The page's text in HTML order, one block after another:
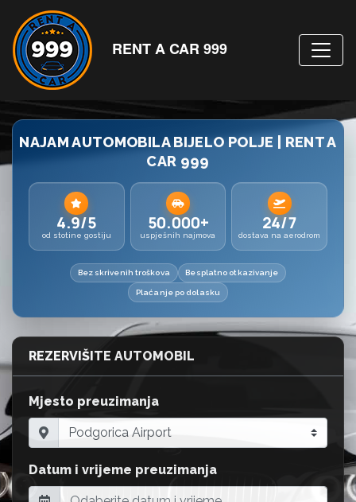
RENT A CAR 999
NAJAM AUTOMOBILA BIJELO POLJE | RENT A
CAR 999
4.9/5
od stotine gostiju
50.000+
uspješnih najmova
24/7
dostava na aerodrom
Bez skrivenih troškova Besplatno otkazivanje
Plaćanje po dolasku
REZERVIŠITE AUTOMOBIL
Mjesto preuzimanja
Datum i vrijeme preuzimanja